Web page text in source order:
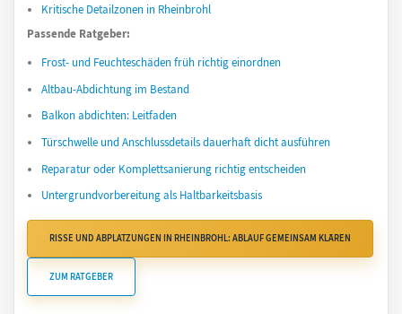
Kritische Detailzonen in Rheinbrohl
Passende Ratgeber:
Frost- und Feuchteschäden früh richtig einordnen
Altbau-Abdichtung im Bestand
Balkon abdichten: Leitfaden
Türschwelle und Anschlussdetails dauerhaft dicht ausführen
Reparatur oder Komplettsanierung richtig entscheiden
Untergrundvorbereitung als Haltbarkeitsbasis
RISSE UND ABPLATZUNGEN IN RHEINBROHL: ABLAUF GEMEINSAM KLÄREN
ZUM RATGEBER